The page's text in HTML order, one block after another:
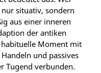
situativ, sondern
aus einer inneren
der antiken
Moment mit
und passives
Tugend verbunden.